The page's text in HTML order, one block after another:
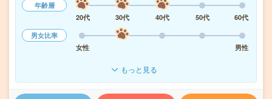
年齢層
20代
30代 40代 50代
60代
男女比率
女性
男性
もっと見る